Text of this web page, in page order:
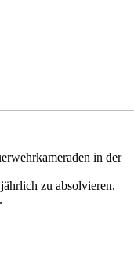
in der
zu absolvieren,